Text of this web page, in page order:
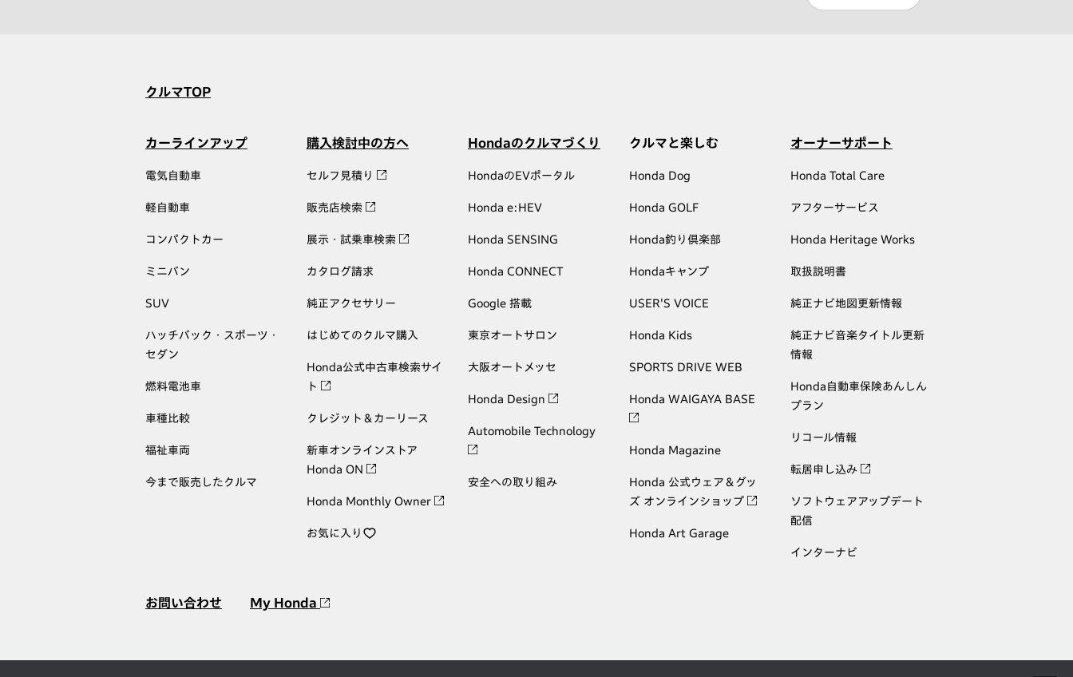
クルマTOP
カーラインアップ
電気自動車
軽自動車
コンパクトカー
ミニバン
SUV
ハッチバック・スポーツ・
セダン
燃料電池車
車種比較
福祉車両
今まで販売したクルマ
購入検討中の方へ
セルフ見積り
販売店検索
展示・試乗車検索
カタログ請求
純正アクセサリー
はじめてのクルマ購入
Honda公式中古車検索サイ
ト
クレジット＆カーリース
新車オンラインストア
Honda ON
Honda Monthly Owner
お気に入り
Hondaのクルマづくり
HondaのEVポータル
Honda e:HEV
Honda SENSING
Honda CONNECT
Google 搭載
東京オートサロン
大阪オートメッセ
Honda Design
Automobile Technology
安全への取り組み
クルマと楽しむ
Honda Dog
Honda GOLF
Honda釣り倶楽部
Hondaキャンプ
USER'S VOICE
Honda Kids
SPORTS DRIVE WEB
Honda WAIGAYA BASE
Honda Magazine
Honda 公式ウェア＆グッ
ズ オンラインショップ
Honda Art Garage
オーナーサポート
Honda Total Care
アフターサービス
Honda Heritage Works
取扱説明書
純正ナビ地図更新情報
純正ナビ音楽タイトル更新
情報
Honda自動車保険あんしん
プラン
リコール情報
転居申し込み
ソフトウェアアップデート
配信
インターナビ
お問い合わせ My Honda